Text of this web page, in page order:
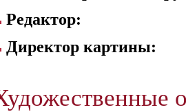
Редактор:
Директор картины: